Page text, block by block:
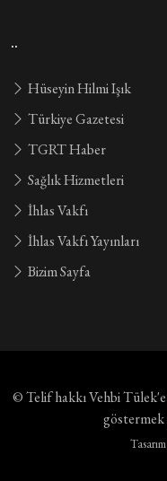
..
Hüseyin Hilmi Işık
Türkiye Gazetesi
TGRT Haber
Sağlık Hizmetleri
İhlas Vakfı
İhlas Vakfı Yayınları
Bizim Sayfa
© Telif hakkıVehbi
göstermek